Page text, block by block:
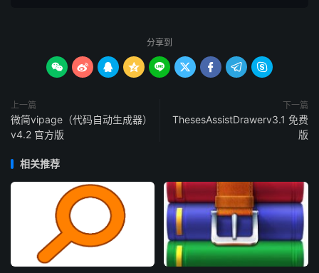
分享到
        
上一篇
微简vipage（代码自动生成器）
v4.2 官方版
下一篇
ThesesAssistDrawerv3.1 免费
版
相关推荐